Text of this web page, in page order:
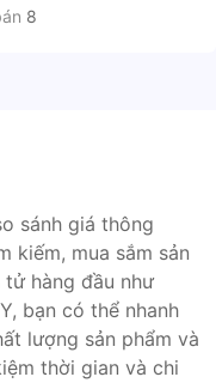
8
sánh giá thông
kiếm, mua sắm sản
hàng đầu như
bạn có thể nhanh
lượng sản phẩm và
thời gian và chi